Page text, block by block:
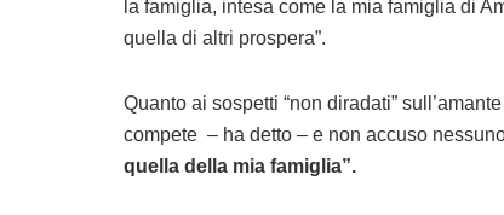
la famiglia, intesa come la mia famiglia di
quella di altri prospera”.
Quanto ai sospetti “non diradati”
compete – ha detto – e non accuso
quella della mia famiglia”.